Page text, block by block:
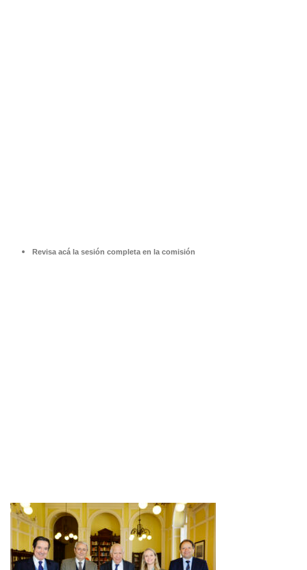
Revisa acá la sesión completa en la comisión